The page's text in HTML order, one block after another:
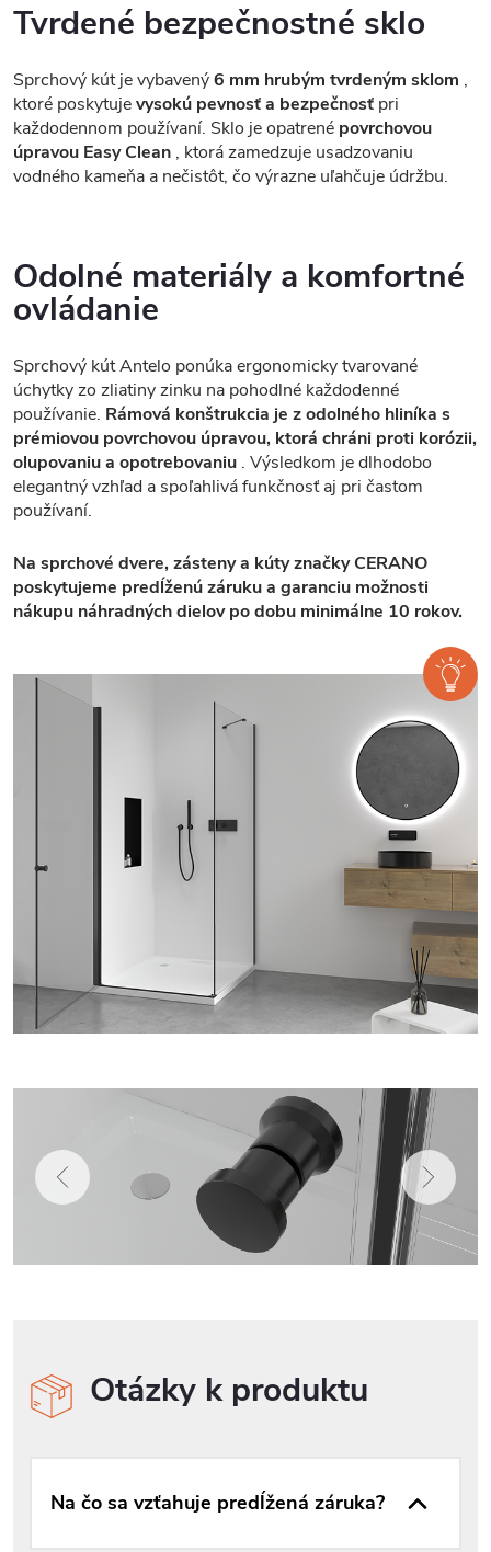
Tvrdené bezpečnostné sklo
Sprchový kút je vybavený6 mm hrubým tvrdeným sklom ,
ktoré poskytujevysokú pevnosť a bezpečnosť pri
každodennom používaní. Sklo je opatrené povrchovou
úpravou Easy Clean , ktorá zamedzuje usadzovaniu
vodného kameňa a nečistôt, čo výrazne uľahčuje údržbu.
Odolné materiály a komfortné
ovládanie
Sprchový kút Antelo ponúka ergonomicky tvarované
úchytky zo zliatiny zinku na pohodlné každodenné
používanie. Rámová konštrukcia je z odolného hliníka s
prémiovou povrchovou úpravou, ktorá chráni proti korózii,
olupovaniu a opotrebovaniu . Výsledkom je dlhodobo
elegantný vzhľad a spoľahlivá funkčnosť aj pri častom
používaní.
Na sprchové dvere, zásteny a kúty značky CERANO
poskytujeme predĺženú záruku a garanciu možnosti
nákupu náhradných dielov po dobu minimálne 10 rokov.
Otázky k produktu
Na čo sa vzťahuje predĺžená záruka?